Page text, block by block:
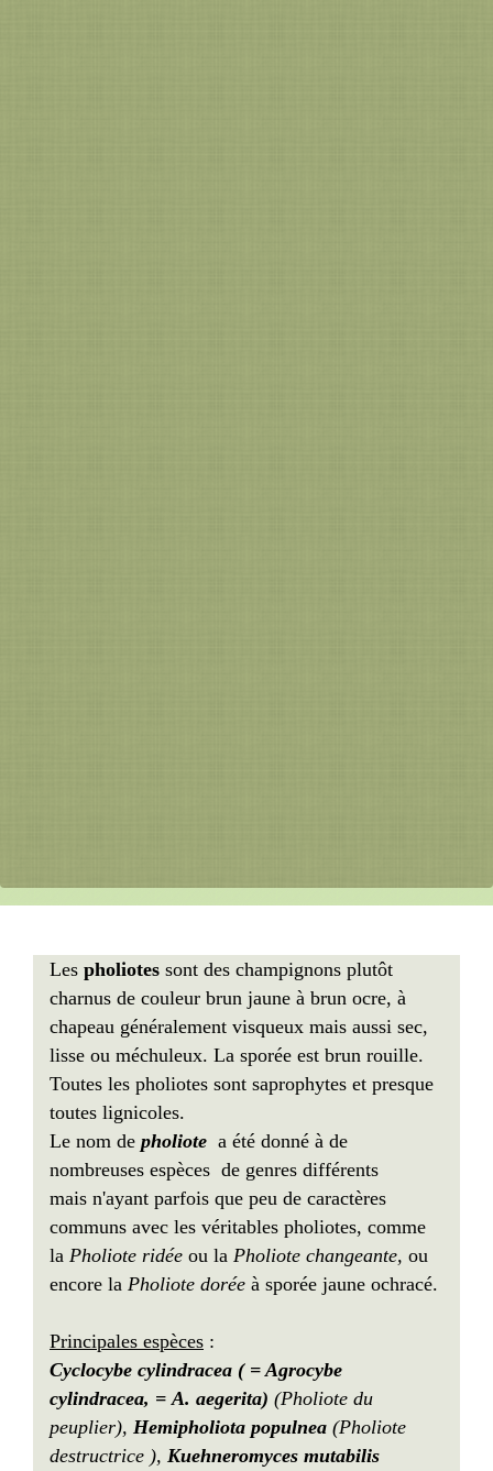
Les pholiotes sont des champignons plutôt
charnus de couleur brun jaune à brun ocre, à
chapeau généralement visqueux mais aussi sec,
lisse ou méchuleux. La sporée est brun rouille.
Toutes les pholiotes sont saprophytes et presque
toutes lignicoles.
Le nom de pholiote a été donné à de
nombreuses espèces de genres différents
mais n'ayant parfois que peu de caractères
communs avec les véritables pholiotes, comme
la Pholiote ridée ou la Pholiote changeante, ou
encore la Pholiote dorée à sporée jaune ochracé.
Principales espèces :
Cyclocybe cylindracea ( = Agrocybe
cylindracea, = A. aegerita) (Pholiote du
peuplier), Hemipholiota populnea (Pholiote
destructrice ), Kuehneromyces mutabilis